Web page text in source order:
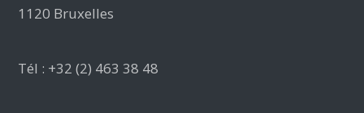
1120 Bruxelles
Tél : +32 (2) 463 38 48